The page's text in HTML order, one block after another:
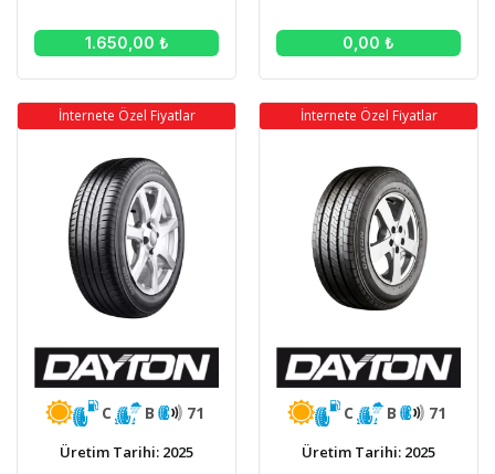
1.650,00 ₺ 0,00 ₺
İnternete Özel Fiyatlar
C B 71
Üretim Tarihi: 2025
İnternete Özel Fiyatlar
C B 71
Üretim Tarihi: 2025